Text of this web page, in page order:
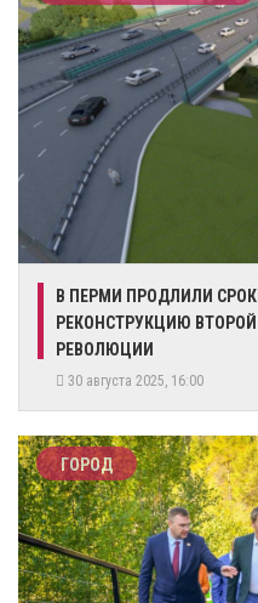
В ПЕРМИ ПРОДЛИЛИ
РЕКОНСТРУКЦИЮ
РЕВОЛЮЦИИ
30 августа 2025, 16:00
ГОРОД